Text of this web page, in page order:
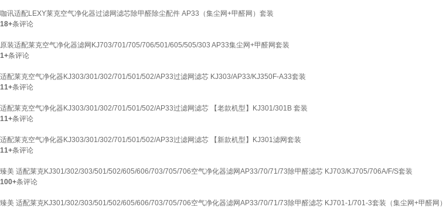
咖讯适配LEXY莱克空气净化器过滤网滤芯除甲醛除尘配件 AP33（集尘网+甲醛网）套装
18+条评论
原装适配莱克空气净化器滤网KJ703/701/705/706/501/605/505/303 AP33集尘网+甲醛网套装
1+条评论
适配莱克空气净化器KJ303/301/302/701/501/502/AP33过滤网滤芯 KJ303/AP33/KJ350F-A33套装
11+条评论
适配莱克空气净化器KJ303/301/302/701/501/502/AP33过滤网滤芯 【老款机型】KJ301/301B 套装
11+条评论
适配莱克空气净化器KJ303/301/302/701/501/502/AP33过滤网滤芯 【新款机型】KJ301滤网套装
11+条评论
臻美 适配莱克KJ301/302/303/501/502/605/606/703/705/706空气净化器滤网AP33/70/71/73除甲醛滤芯 KJ703/KJ705/706A/F/S套装
100+条评论
臻美 适配莱克KJ301/302/303/501/502/605/606/703/705/706空气净化器滤网AP33/70/71/73除甲醛滤芯 KJ701-1/701-3套装（集尘网+甲醛网）